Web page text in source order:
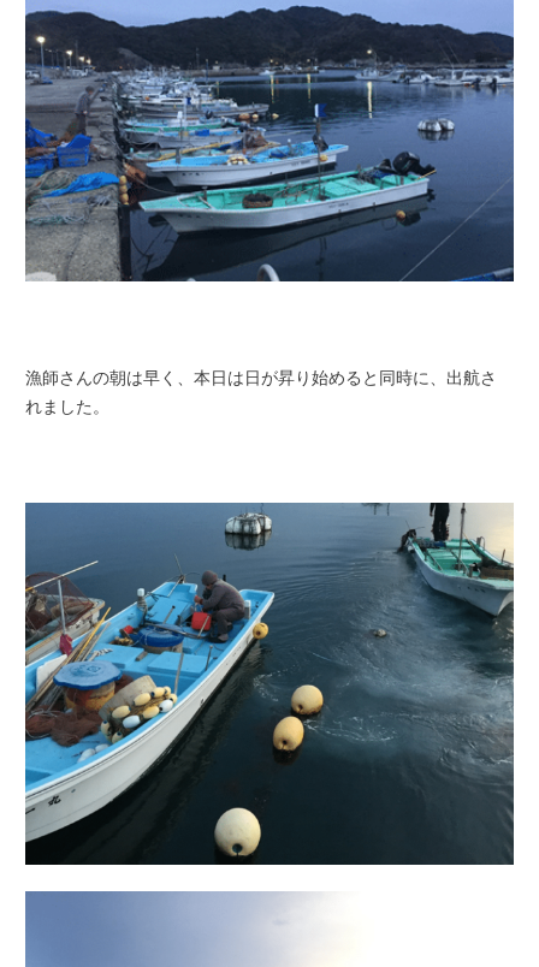
漁師さんの朝は早く、本日は日が昇り始めると同時に、出航さ
れました。